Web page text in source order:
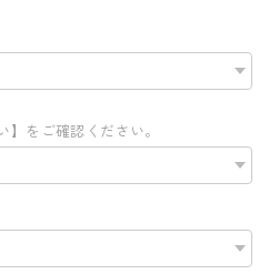
】をご確認ください。